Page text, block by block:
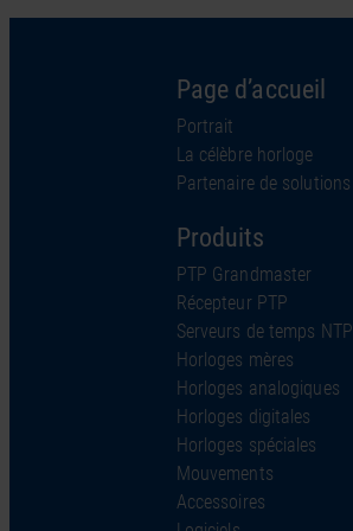
Page d’accueil
Portrait
La célèbre horloge
Partenaire de solutions
Produits
PTP Grandmaster
Récepteur PTP
Serveurs de temps NTP
Horloges mères
Horloges analogiques
Horloges digitales
Horloges spéciales
Mouvements
Accessoires